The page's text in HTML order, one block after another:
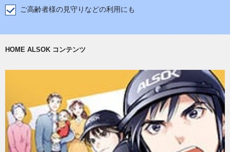
ご高齢者様の見守りなどの利用にも
HOME ALSOK コンテンツ